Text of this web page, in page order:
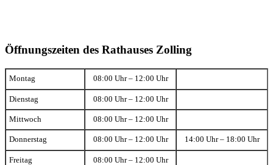
Öffnungszeiten des Rathauses Zolling
Montag 08:00 Uhr – 12:00 Uhr
Dienstag 08:00 Uhr – 12:00 Uhr
Mittwoch 08:00 Uhr – 12:00 Uhr
Donnerstag 08:00 Uhr – 12:00 Uhr 14:00 Uhr – 18:00 Uhr
Freitag 08:00 Uhr – 12:00 Uhr